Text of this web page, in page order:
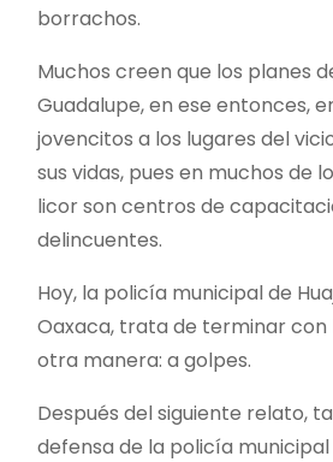
borrachos.
Muchos creen que los planes
Guadalupe, en ese entonces,
jovencitos a los lugares del
sus vidas, pues en muchos de
licor son centros de
delincuentes.
Hoy, la policía municipal de
Oaxaca, trata de terminar con
otra manera: a golpes.
Después del siguiente relato,
defensa de la policía municipal